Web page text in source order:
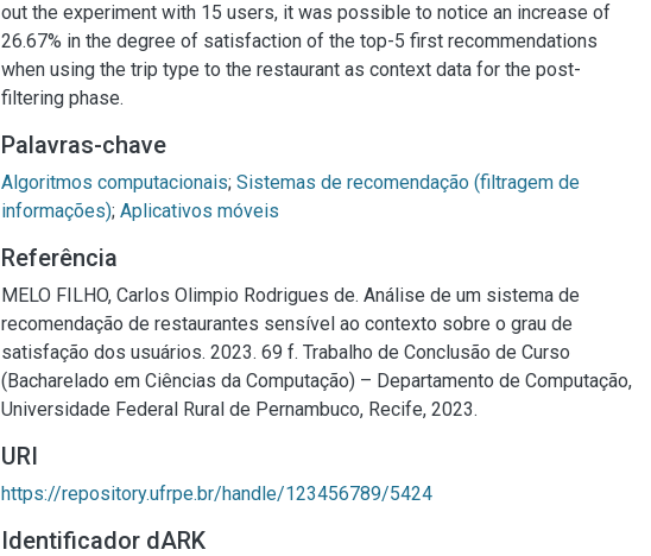
out the experiment with 15 users, it was possible to notice an increase of
26.67% in the degree of satisfaction of the top-5 first recommendations
when using the trip type to the restaurant as context data for the post-
filtering phase.
Palavras-chave
Algoritmos computacionais; Sistemas de recomendação (filtragem de
informações); Aplicativos móveis
Referência
MELO FILHO, Carlos Olimpio Rodrigues de. Análise de um sistema de
recomendação de restaurantes sensível ao contexto sobre o grau de
satisfação dos usuários. 2023. 69 f. Trabalho de Conclusão de Curso
(Bacharelado em Ciências da Computação) – Departamento de Computação,
Universidade Federal Rural de Pernambuco, Recife, 2023.
URI
https://repository.ufrpe.br/handle/123456789/5424
Identificador dARK